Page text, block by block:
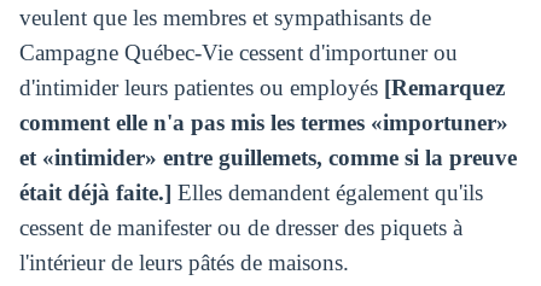
veulent que les membres et sympathisants de
Campagne Québec-Vie cessent d'importuner ou
d'intimider leurs patientes ou employés [Remarquez
comment elle n'a pas mis les termes «importuner»
et «intimider» entre guillemets, comme si la preuve
était déjà faite.] Elles demandent également qu'ils
cessent de manifester ou de dresser des piquets à
l'intérieur de leurs pâtés de maisons.